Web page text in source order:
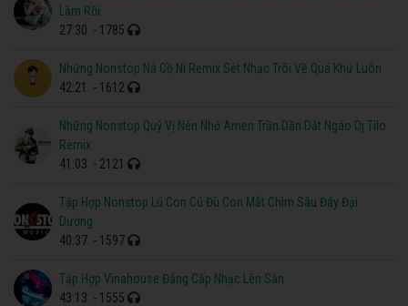
Lắm Rồi
27:30 - 1785
Những Nonstop Nà Cồ Nì Remix Sét Nhạc Trôi Về Quá Khứ Luôn
42:21
- 1612
Những Nonstop Quý Vị Nên Nhớ Amen Trần Dần Dắt Ngáo Dj Tilo
Remix
41:03 - 2121
Tập Hợp Nonstop Lú Con Cú Đù Con Mắt Chìm Sâu Đáy Đại
Dương
40:37 - 1597
Tập Hợp Vinahouse Đẳng Cấp Nhạc Lên Sàn
43:13 - 1555